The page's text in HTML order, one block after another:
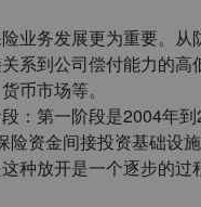
业务发展更为重要。从
系到公司偿付能力的
币市场等。
：第一阶段是2004年
资金间接投资基础设
种放开是一个逐步的